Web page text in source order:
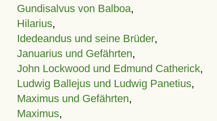
Gundisalvus von Balboa,
Hilarius,
Idedeandus und seine Brüder,
Januarius und Gefährten,
John Lockwood und Edmund Catherick,
Ludwig Ballejus und Ludwig Panetius,
Maximus und Gefährten,
Maximus,